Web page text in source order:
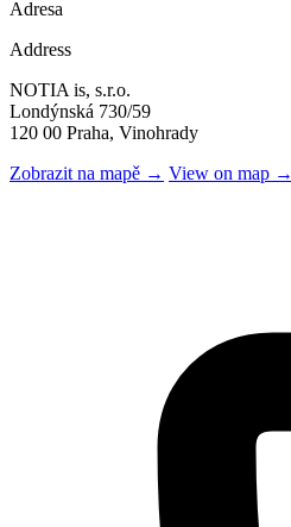
Adresa
Address
NOTIA is, s.r.o.
Londýnská 730/59
120 00 Praha, Vinohrady
Zobrazit na mapě → View on map →